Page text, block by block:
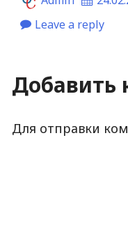
Leave a reply
Добавить
Для отправки